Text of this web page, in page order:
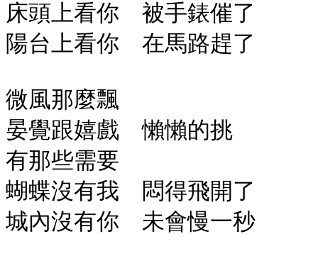
床頭上看你 被手錶催了
陽台上看你 在馬路趕了
微風那麼飄
晏覺跟嬉戲 懶懶的挑
有那些需要
蝴蝶沒有我 悶得飛開了
城內沒有你 未會慢一秒